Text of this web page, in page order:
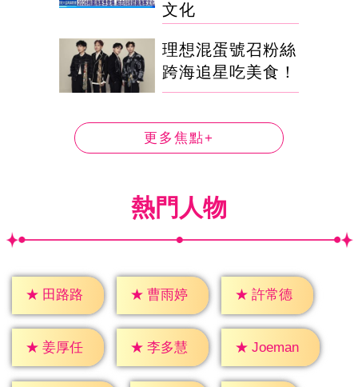
文化
理想混蛋號召粉絲
跨海追星吃美食！
更多焦點+
熱門人物
★ 田路路 ★ 曹雨婷 ★ 許常德
★ 姜厚任 ★ 李多慧 ★ Joeman